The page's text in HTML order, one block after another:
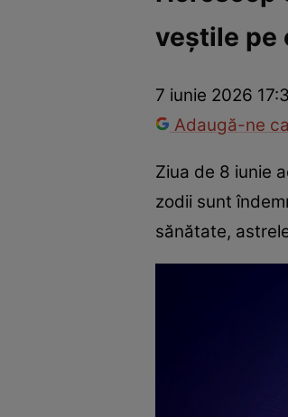
Dragoste și Sex
veștile pe
7 iunie 2026
Adaugă-ne
Ziua de 8 iunie
zodii sunt
sănătate,